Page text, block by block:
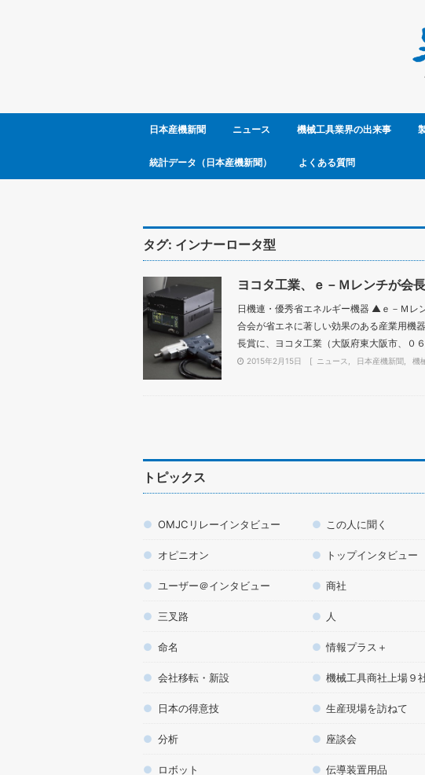
日本産機新聞 ニュース 機械工具業界の出来事
統計データ（日本産機新聞） よくある質問
タグ: インナーロータ型
ヨコタ工業、ｅ－Ｍレンチが会
日機連・優秀省エネルギー機器 ▲ｅ－Ｍ
合会が省エネに著しい効果のある産業用機
長賞に、ヨコタ工業（大阪府東大阪市、０
2015年2月15日 ニュース 日本産機新聞 機
トピックス
OMJCリレーインタビュー この人に聞く
オピニオン トップインタビュー
ユーザー＠インタビュー 商社
三叉路 人
命名 情報プラス＋
会社移転・新設 機械工具商社上場９
日本の得意技 生産現場を訪ねて
分析 座談会
ロボット 伝導装置用品